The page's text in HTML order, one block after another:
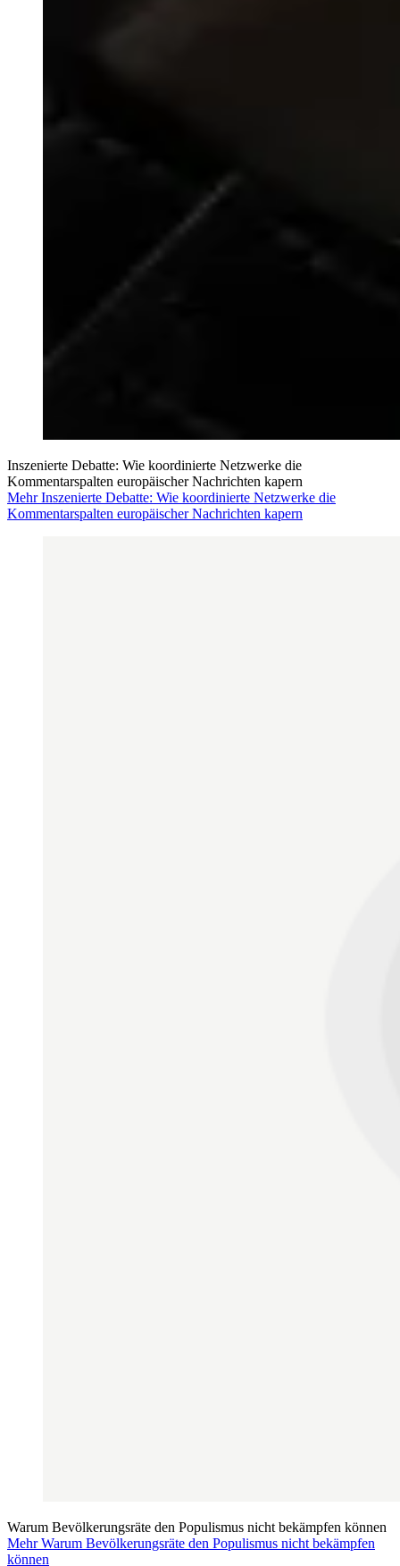
Inszenierte Debatte: Wie koordinierte Netzwerke die
Kommentarspalten europäischer Nachrichten kapern
Mehr Inszenierte Debatte: Wie koordinierte Netzwerke die
Kommentarspalten europäischer Nachrichten kapern
Warum Bevölkerungsräte den Populismus nicht bekämpfen können
Mehr Warum Bevölkerungsräte den Populismus nicht bekämpfen
können